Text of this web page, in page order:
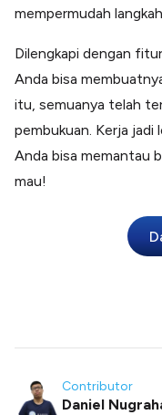
mempermudah
Dilengkapi dengan
Anda bisa
itu, semuanya telah
pembukuan. Kerja jadi
Anda bisa memantau
mau!
Contributor
Daniel